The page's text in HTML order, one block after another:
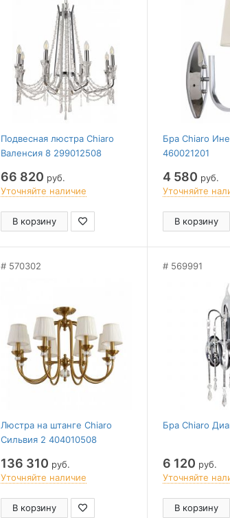
Подвесная люстра Chiaro
Валенсия 8 299012508
66 820 руб.
Уточняйте наличие
В корзину
Бра Chiaro
460021201
4 580 руб.
Уточняйте
В корзину
570302
Люстра на штанге Chiaro
Сильвия 2 404010508
136 310 руб.
Уточняйте наличие
В корзину
569991
Бра Chiaro
6 120 руб.
Уточняйте
В корзину